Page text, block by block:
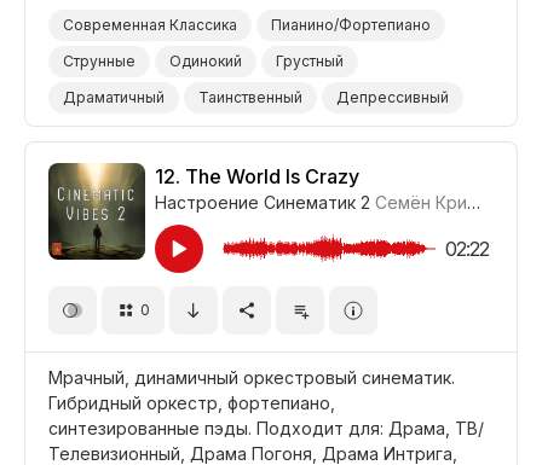
Современная Классика
Пианино/Фортепиано
Струнные
Одинокий
Грустный
Драматичный
Таинственный
Депрессивный
Тревожный/Пугающий
Фильм Мыльная Опера
Фильм Романтика
Фильм Фэнтези
Драма Печаль/Ностальгия
Драма
ТВ/Телевизионный
12. The World Is Crazy
Настроение Синематик 2 Семён Кривенко-Адамов
02:22
0
Мрачный, динамичный оркестровый синематик.
Гибридный оркестр, фортепиано,
синтезированные пэды. Подходит для: Драма, ТВ/
Телевизионный, Драма Погоня, Драма Интрига,